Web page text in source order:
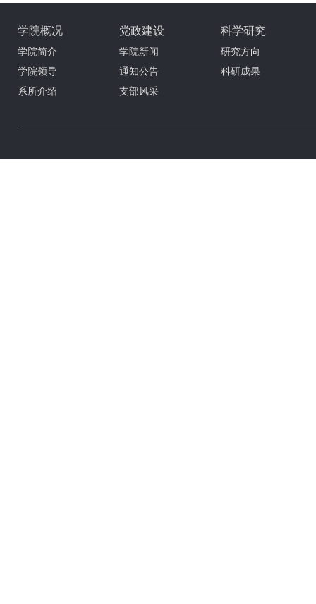
学院概况
学院简介
学院领导
系所介绍
党政建设
学院新闻
通知公告
支部风采
科学研究
研究方向
科研成果